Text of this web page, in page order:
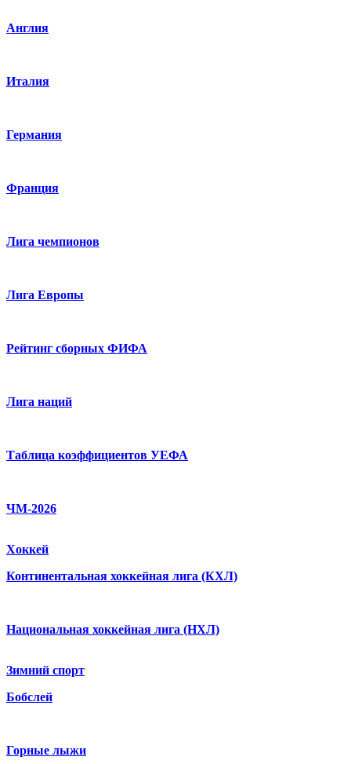
Англия
Италия
Германия
Франция
Лига чемпионов
Лига Европы
Рейтинг сборных ФИФА
Лига наций
Таблица коэффициентов УЕФА
ЧМ-2026
Хоккей
Континентальная хоккейная лига (КХЛ)
Национальная хоккейная лига (НХЛ)
Зимний спорт
Бобслей
Горные лыжи